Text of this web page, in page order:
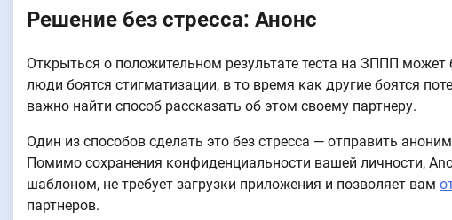
Решение без стресса: Анонс
Открыться о положительном результате теста на ЗППП
люди боятся стигматизации, в то время как другие боятся
важно найти способ рассказать об этом своему партнеру.
Один из способов сделать это без стресса — отправить
Помимо сохранения конфиденциальности вашей личности,
шаблоном, не требует загрузки приложения и позволяет вам
партнеров.